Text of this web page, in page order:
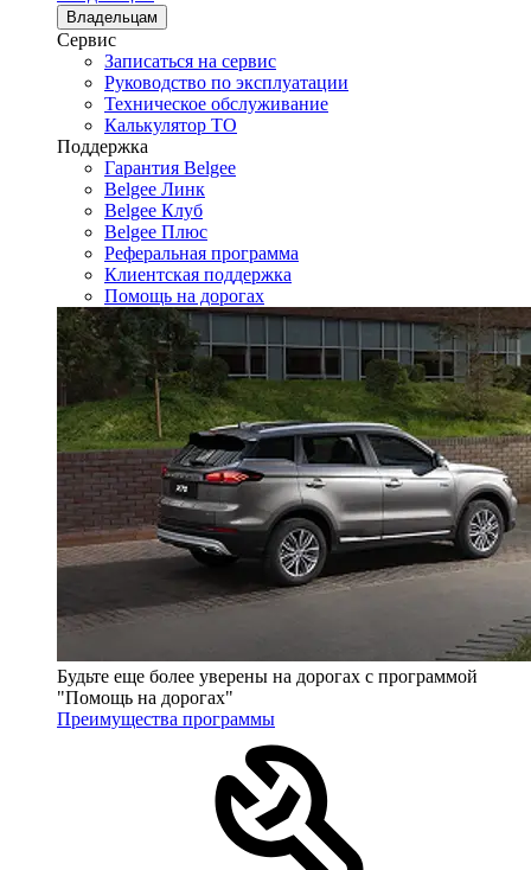
Владельцам
Сервис
Записаться на сервис
Руководство по эксплуатации
Техническое обслуживание
Калькулятор ТО
Поддержка
Гарантия Belgee
Belgee Линк
Belgee Клуб
Belgee Плюс
Реферальная программа
Клиентская поддержка
Помощь на дорогах
Будьте еще более уверены на дорогах с программой
"Помощь на дорогах"
Преимущества программы